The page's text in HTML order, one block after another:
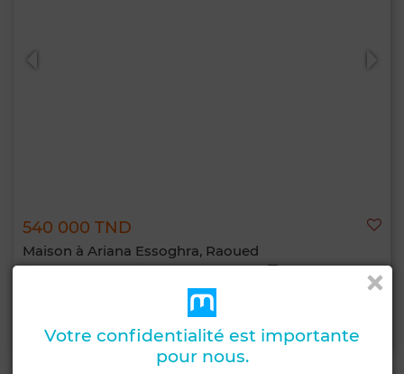
540 000 TND
Maison à Ariana Essoghra, Raoued
Votre confidentialité est importante
pour nous.